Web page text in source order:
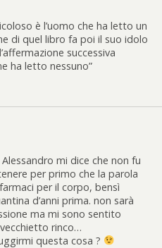
è l’uomo che ha letto un
di quel libro fa poi il suo idolo
successiva
ha letto nessuno”
mi dice che non fu
per primo che la parola
per il corpo, bensì
d’anni prima. non sarà
ma mi sono sentito
rinco…
questa cosa ?